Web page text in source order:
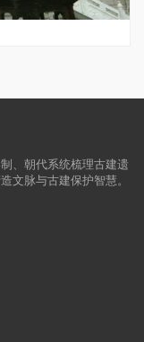
、朝代系统梳理古建遗
文脉与古建保护智慧。